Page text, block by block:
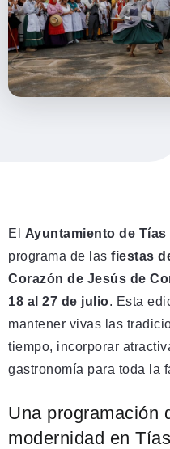
El Ayuntamiento de Tías
programa de las fiestas
Corazón de Jesús de
18 al 27 de julio. Esta
mantener vivas las
tiempo, incorporar
gastronomía para toda la
Una programación
modernidad en Tías